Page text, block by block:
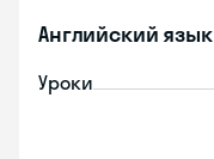
Английский язык
Уроки